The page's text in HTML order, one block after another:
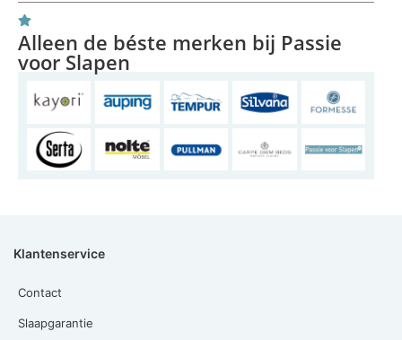
Alleen de béste merken bij Passie
voor Slapen
Klantenservice
Contact
Slaapgarantie